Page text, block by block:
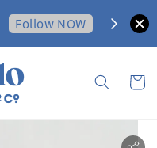
Follow NOW ✦ 訂購